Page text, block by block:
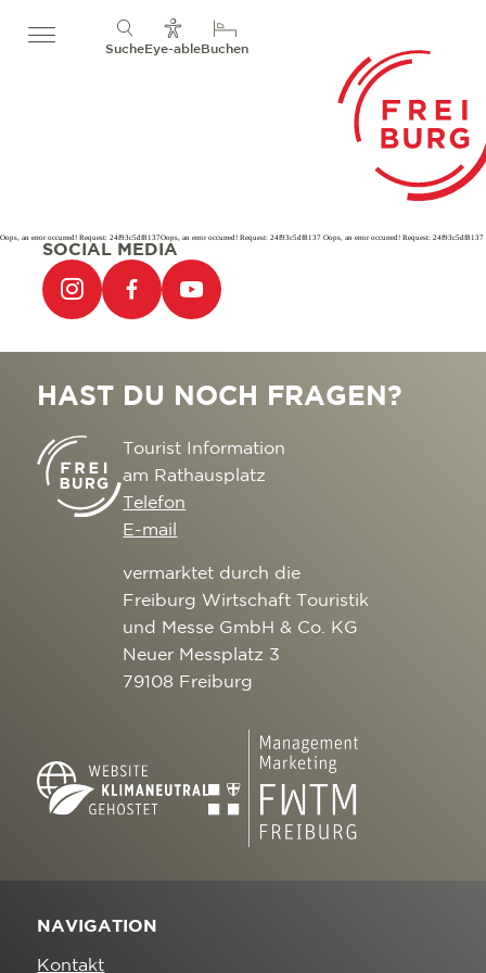
SucheEye-ableBuchen
Oops, an error occurred! Request: 24f93c5df8137Oops, an error occurred! Request: 24f93c5df8137 Oops, an error occurred! Request: 24f93c5df8137
SOCIAL MEDIA
HAST DU NOCH FRAGEN?
Tourist Information
am Rathausplatz
Telefon
E-mail
vermarktet durch die
Freiburg Wirtschaft Touristik
und Messe GmbH & Co. KG
Neuer Messplatz 3
79108 Freiburg
NAVIGATION
Kontakt